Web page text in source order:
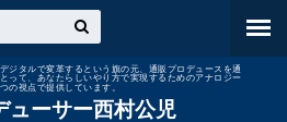
ジタルで変革するという旗の元、通販プロデュースを通
って、あなたらしいやり方で実現するためのアナロジー
の視点で提供しています。
ューサー西村公児